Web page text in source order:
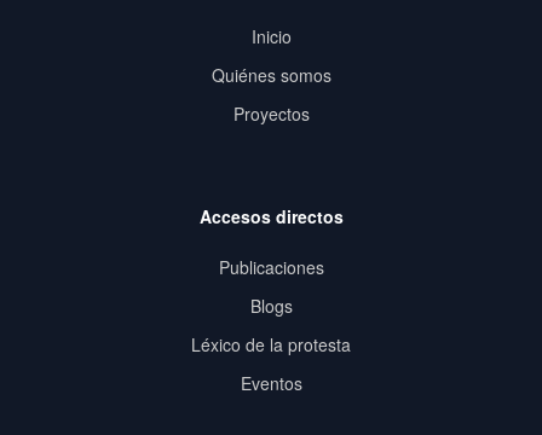
Inicio
Quiénes somos
Proyectos
Accesos directos
Publicaciones
Blogs
Léxico de la protesta
Eventos